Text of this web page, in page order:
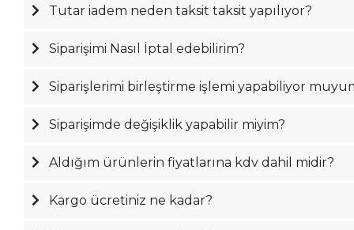
Tutar iadem neden taksit taksit yapılıyor?
Siparişimi Nasıl İptal edebilirim?
Siparişlerimi birleştirme işlemi yapabiliyor
Siparişimde değişiklik yapabilir miyim?
Aldığım ürünlerin fiyatlarına kdv dahil midir?
Kargo ücretiniz ne kadar?